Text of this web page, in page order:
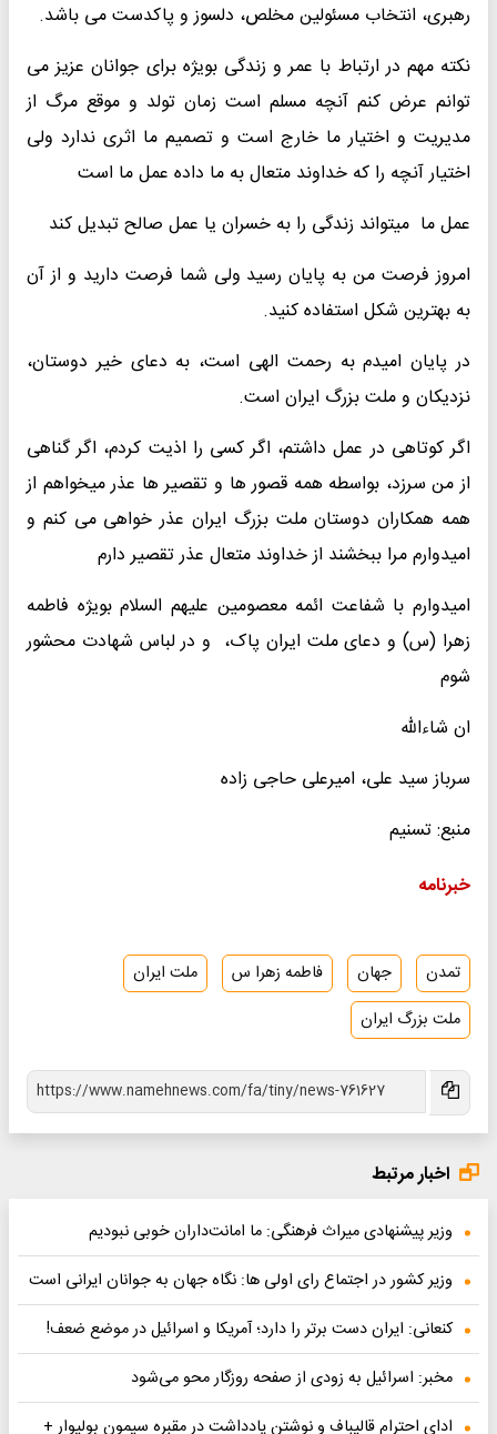
رهبری، انتخاب مسئولین مخلص، دلسوز و پاکدست می باشد.
نکته مهم در ارتباط با عمر و زندگی بویژه برای جوانان عزیز می
توانم عرض کنم آنچه مسلم است زمان تولد و موقع مرگ از
مدیریت و اختیار ما خارج است و تصمیم ما اثری ندارد ولی
اختیار آنچه را که خداوند متعال به ما داده عمل ما است
عمل ما میتواند زندگی را به خسران یا عمل صالح تبدیل کند
امروز فرصت من به پایان رسید ولی شما فرصت دارید و از آن
به بهترین شکل استفاده کنید.
در پایان امیدم به رحمت الهی است، به دعای خیر دوستان،
نزدیکان و ملت بزرگ ایران است.
اگر کوتاهی در عمل داشتم، اگر کسی را اذیت کردم، اگر گناهی
از من سرزد، بواسطه همه قصور ها و تقصیر ها عذر میخواهم از
همه همکاران دوستان ملت بزرگ ایران عذر خواهی می کنم و
امیدوارم مرا ببخشند از خداوند متعال عذر تقصیر دارم
امیدوارم با شفاعت ائمه معصومین علیهم السلام بویژه فاطمه
زهرا (س) و دعای ملت ایران پاک، و در لباس شهادت محشور
شوم
ان شاءالله
سرباز سید علی، امیرعلی حاجی زاده
منبع: تسنیم
خبرنامه
تمدن جهان فاطمه زهرا س
ملت ایران
ملت بزرگ ایران
اخبار مرتبط
وزیر پیشنهادی میراث فرهنگی: ما امانت‌داران خوبی نبودیم
وزیر کشور در اجتماع رای اولی ها: نگاه جهان به جوانان ایرانی است
کنعانی: ایران دست برتر را دارد؛ آمریکا و اسرائیل در موضع ضعف!
مخبر: اسرائیل به زودی از صفحه روزگار محو می‌شود
ادای احترام قالیباف و نوشتن یادداشت در مقبره سیمون بولیوار +